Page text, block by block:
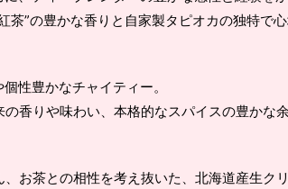
茶”の豊かな香りと自家製タピオカの独特で
性豊かなチャイティー。
香りや味わい、本格的なスパイスの豊かな
お茶との相性を考え抜いた、北海道産生ク